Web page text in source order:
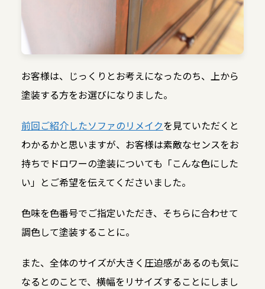
お客様は、じっくりとお考えになったのち、上から
塗装する方をお選びになりました。
前回ご紹介したソファのリメイクを見ていただくと
わかるかと思いますが、お客様は素敵なセンスをお
持ちでドロワーの塗装についても「こんな色にした
い」とご希望を伝えてくださいました。
色味を色番号でご指定いただき、そちらに合わせて
調色して塗装することに。
また、全体のサイズが大きく圧迫感があるのも気に
なるとのことで、横幅をリサイズすることにしまし